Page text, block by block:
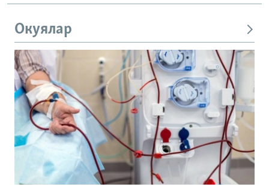
Окуялар